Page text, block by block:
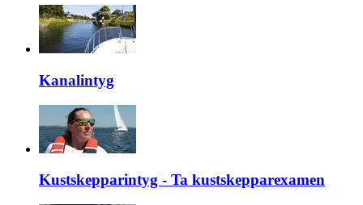
Kanalintyg
Kustskepparintyg - Ta kustskepparexamen